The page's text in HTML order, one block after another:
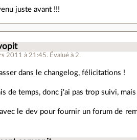
juste avant !!!
2011 à 21:45. Évalué à 2.
dans le changelog, félicitations !
de temps, donc j'ai pas trop suivi,
le dev pour fournir un forum de